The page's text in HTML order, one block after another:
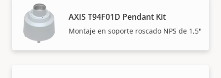
AXIS T94F01D Pendant Kit
Montaje en soporte roscado NPS de 1,5"